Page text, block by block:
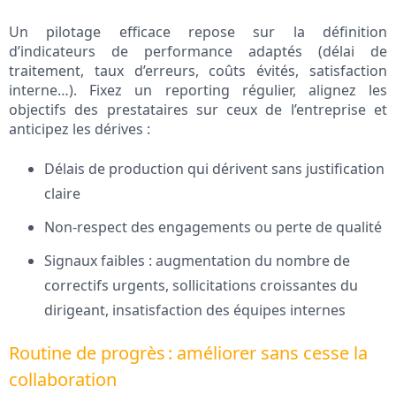
Un pilotage efficace repose sur la définition
d’indicateurs de performance adaptés (délai de
traitement, taux d’erreurs, coûts évités, satisfaction
interne…). Fixez un reporting régulier, alignez les
objectifs des prestataires sur ceux de l’entreprise et
anticipez les dérives :
Délais de production qui dérivent sans justification
claire
Non-respect des engagements ou perte de qualité
Signaux faibles : augmentation du nombre de
correctifs urgents, sollicitations croissantes du
dirigeant, insatisfaction des équipes internes
Routine de progrès : améliorer sans cesse la
collaboration